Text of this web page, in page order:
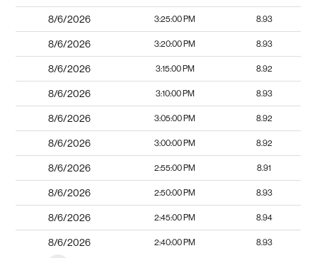
8/6/2026 3:25:00 PM 8.93
8/6/2026 3:20:00 PM 8.93
8/6/2026 3:15:00 PM 8.92
8/6/2026 3:10:00 PM 8.93
8/6/2026 3:05:00 PM 8.92
8/6/2026 3:00:00 PM 8.92
8/6/2026 2:55:00 PM 8.91
8/6/2026 2:50:00 PM 8.93
8/6/2026 2:45:00 PM 8.94
8/6/2026 2:40:00 PM 8.93